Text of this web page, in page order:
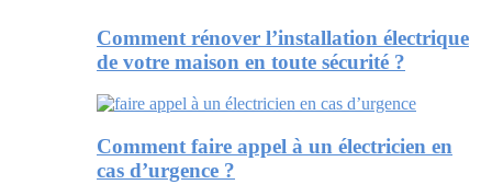
Comment rénover l’installation électrique
de votre maison en toute sécurité ?
Comment faire appel à un électricien en
cas d’urgence ?